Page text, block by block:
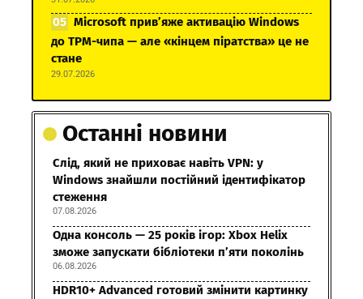
Microsoft прив’яже активацію Windows
до TPM-чипа — але «кінцем піратства» це не
стане
29.07.2026
Останні новини
Слід, який не приховає навіть VPN: у
Windows знайшли постійний ідентифікатор
стеження
07.08.2026
Одна консоль — 25 років ігор: Xbox Helix
зможе запускати бібліотеки п’яти поколінь
06.08.2026
HDR10+ Advanced готовий змінити картинку